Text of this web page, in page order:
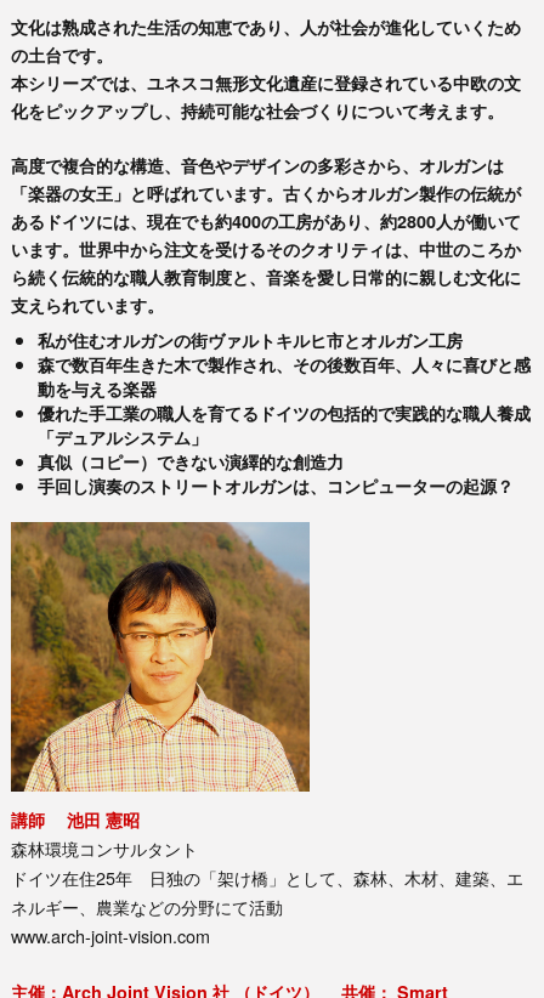
文化は熟成された生活の知恵であり、人が社会が進化していくため
の土台です。
本シリーズでは、ユネスコ無形文化遺産に登録されている中欧の文
化をピックアップし、持続可能な社会づくりについて考えます。
高度で複合的な構造、音色やデザインの多彩さから、オルガンは
「楽器の女王」と呼ばれています。古くからオルガン製作の伝統が
あるドイツには、現在でも約400の工房があり、約2800人が働いて
います。世界中から注文を受けるそのクオリティは、中世のころか
ら続く伝統的な職人教育制度と、音楽を愛し日常的に親しむ文化に
支えられています。
私が住むオルガンの街ヴァルトキルヒ市とオルガン工房
森で数百年生きた木で製作され、その後数百年、人々に喜びと感
動を与える楽器
優れた手工業の職人を育てるドイツの包括的で実践的な職人養成
「デュアルシステム」
真似（コピー）できない演繹的な創造力
手回し演奏のストリートオルガンは、コンピューターの起源？
講師 池田 憲昭
森林環境コンサルタント
ドイツ在住25年 日独の「架け橋」として、森林、木材、建築、エ
ネルギー、農業などの分野にて活動
www.arch-joint-vision.com
主催：Arch Joint Vision 社 （ドイツ） 共催： Smart